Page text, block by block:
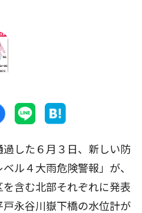
した６月３日、新しい防
ル４大雨危険警報」が、
含む北部それぞれに発表
永谷川嶽下橋の水位計が